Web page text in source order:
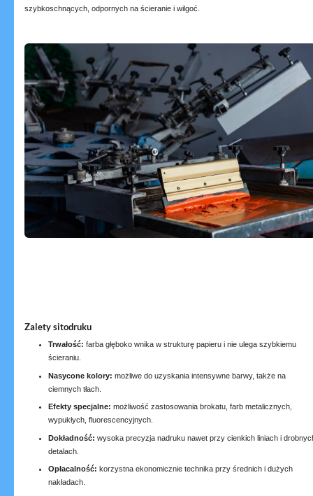
szybkoschnących, odpornych na ścieranie i wilgoć.
Zalety sitodruku
Trwałość: farba głęboko wnika w strukturę papieru i nie ulega szybkiemu
ścieraniu.
Nasycone kolory: możliwe do uzyskania intensywne barwy, także na
ciemnych tłach.
Efekty specjalne: możliwość zastosowania brokatu, farb metalicznych,
wypukłych, fluorescencyjnych.
Dokładność: wysoka precyzja nadruku nawet przy cienkich liniach i
detalach.
Opłacalność: korzystna ekonomicznie technika przy średnich i dużych
nakładach.